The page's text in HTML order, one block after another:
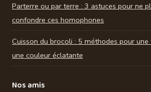
Parterre ou par terre : 3 astuces pour ne
confondre ces homophones
Cuisson du brocoli : 5 méthodes pour
une couleur éclatante
Nos amis